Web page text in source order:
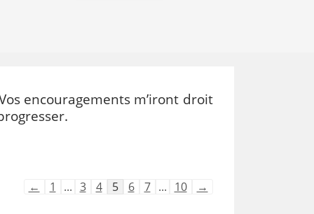
encouragements m’iront droit
Navigation
← 1 ... 3 4 5 6 7 ... 10
→